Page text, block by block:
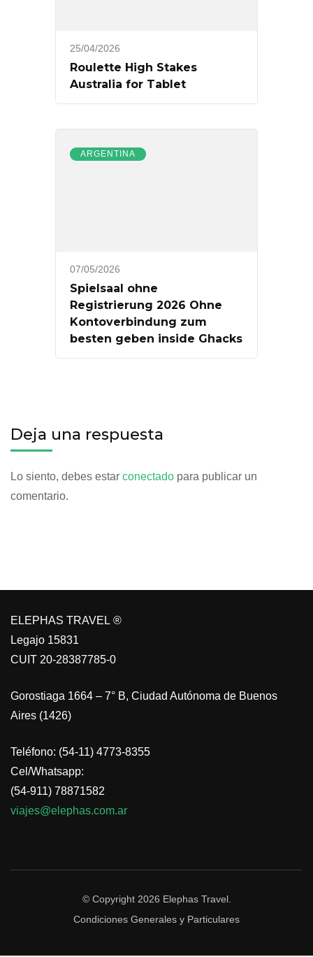
25/04/2026
Roulette High Stakes
Australia for Tablet
ARGENTINA
07/05/2026
Spielsaal ohne
Registrierung 2026 Ohne
Kontoverbindung zum
besten geben inside Ghacks
Deja una respuesta
Lo siento, debes estar conectado para publicar un
comentario.
ELEPHAS TRAVEL ®
Legajo 15831
CUIT 20-28387785-0
Gorostiaga 1664 – 7° B, Ciudad Autónoma de Buenos
Aires (1426)
Teléfono: (54-11) 4773-8355
Cel/Whatsapp:
(54-911) 78871582
viajes@elephas.com.ar
© Copyright 2026 Elephas Travel.
Condiciones Generales y Particulares